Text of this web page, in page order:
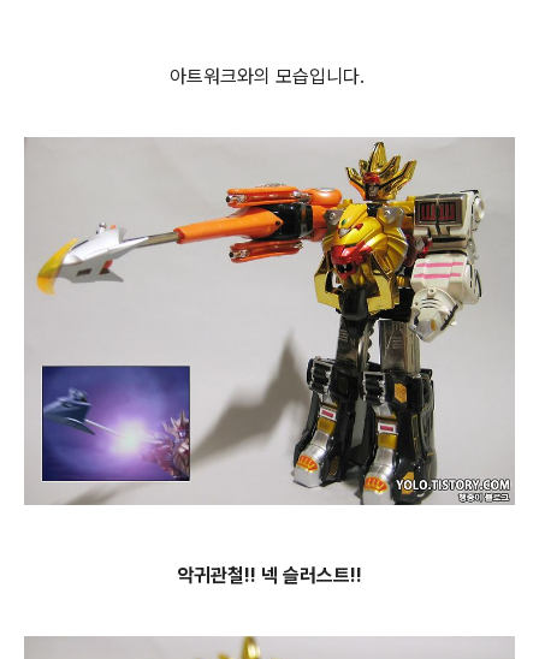
아트워크와의 모습입니다.
악귀관철!! 넥 슬러스트!!